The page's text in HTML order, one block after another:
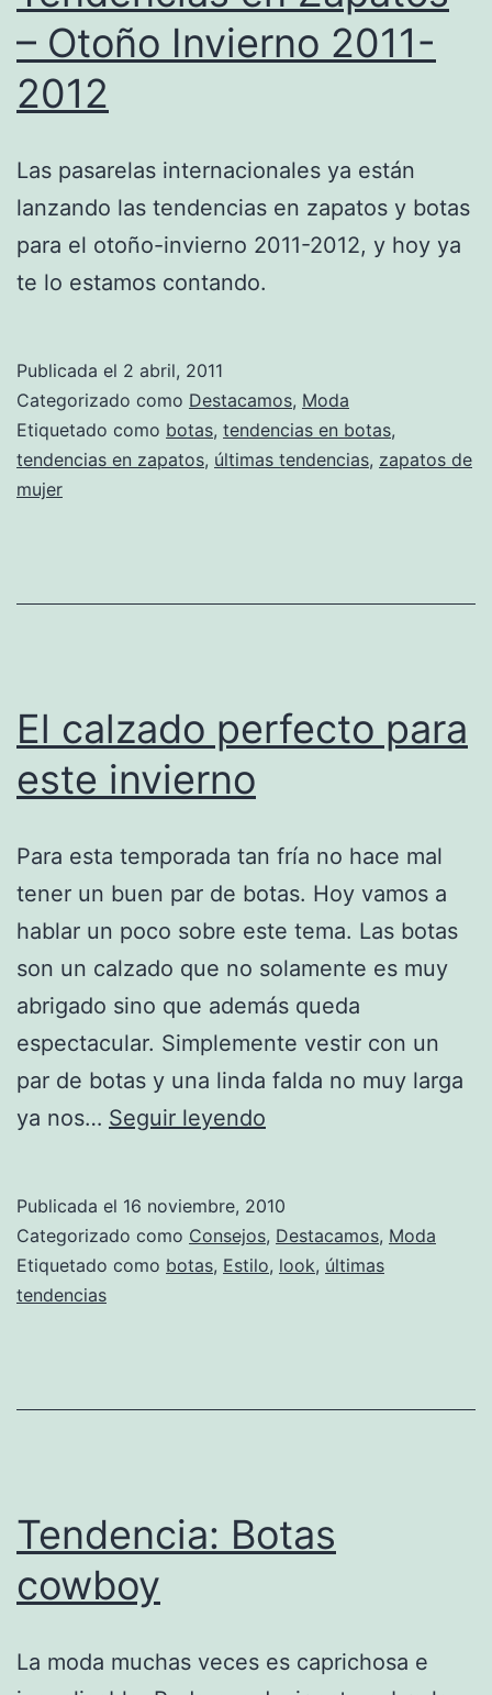
– Otoño Invierno 2011-
2012
Las pasarelas internacionales ya están
lanzando las tendencias en zapatos y botas
para el otoño-invierno 2011-2012, y hoy ya
te lo estamos contando.
Publicada el 2 abril, 2011
Categorizado como Destacamos, Moda
Etiquetado como botas, tendencias en botas,
tendencias en zapatos, últimas tendencias, zapatos de
mujer
El calzado perfecto para
este invierno
Para esta temporada tan fría no hace mal
tener un buen par de botas. Hoy vamos a
hablar un poco sobre este tema. Las botas
son un calzado que no solamente es muy
abrigado sino que además queda
espectacular. Simplemente vestir con un
par de botas y una linda falda no muy larga
ya nos… Seguir leyendo
para
este
Publicada el 16 noviembre, 2010
Categorizado como Consejos, Destacamos, Moda
Etiquetado como botas, Estilo, look, últimas
tendencias
Tendencia: Botas
cowboy
La moda muchas veces es caprichosa e